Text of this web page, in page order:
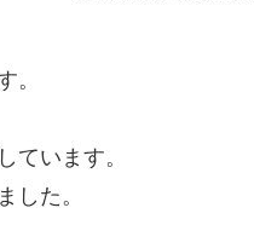
。
ています。
した。